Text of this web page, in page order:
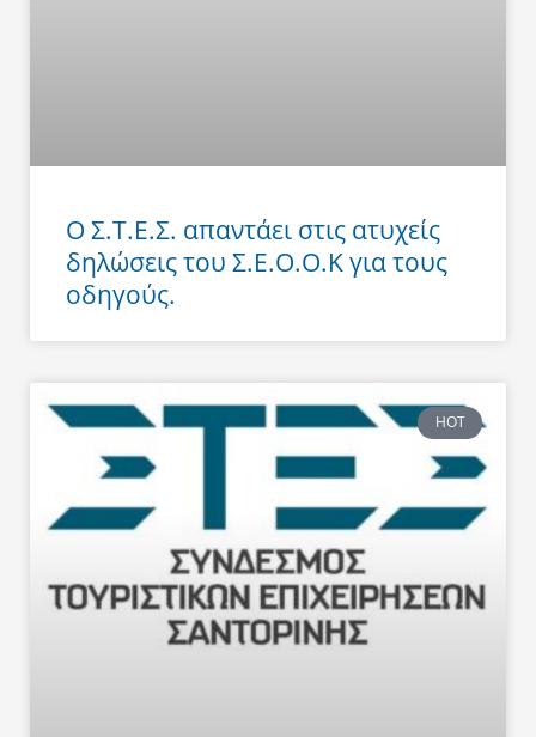
Ο Σ.Τ.Ε.Σ. απαντάει στις ατυχείς
δηλώσεις του Σ.Ε.Ο.Ο.Κ για τους
οδηγούς.
HOT